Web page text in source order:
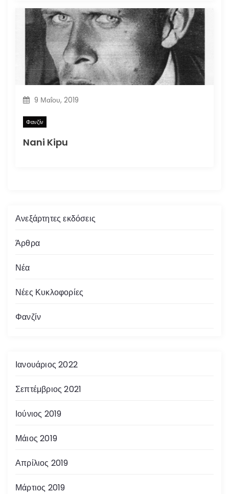
9 Μαΐου, 2019
Φανζίν
Nani Kipu
Ανεξάρτητες εκδόσεις
Άρθρα
Νέα
Νέες Κυκλοφορίες
Φανζίν
Ιανουάριος 2022
Σεπτέμβριος 2021
Ιούνιος 2019
Μάιος 2019
Απρίλιος 2019
Μάρτιος 2019